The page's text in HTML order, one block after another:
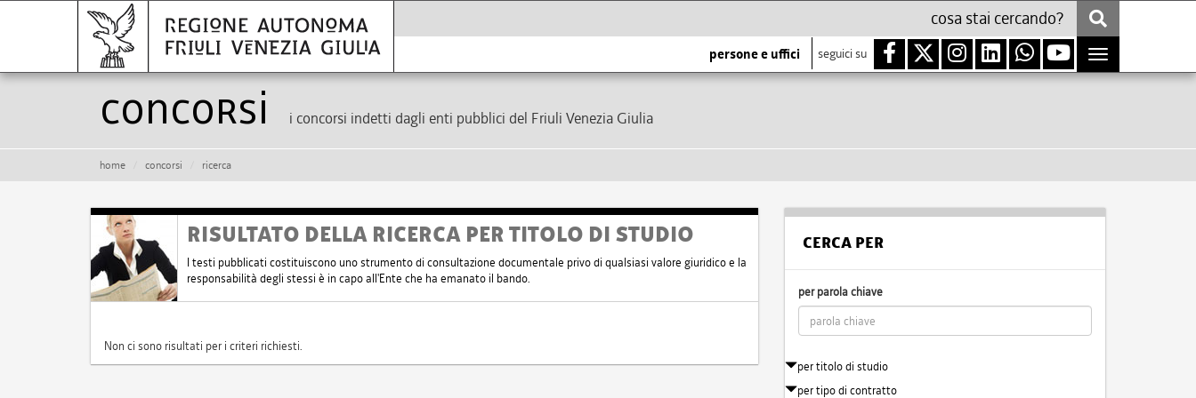
persone e uffici seguici su
Toggle
navigation
Concorsi i concorsi indetti dagli enti pubblici del Friuli Venezia Giulia
home concorsi ricerca
RISULTATO DELLA RICERCA PER TITOLO DI STUDIO
I testi pubblicati costituiscono uno strumento di consultazione documentale privo di qualsiasi valore giuridico e la
responsabilità degli stessi è in capo all'Ente che ha emanato il bando.
Non ci sono risultati per i criteri richiesti.
CERCA PER
per parola chiave
per titolo di studio
per tipo di contratto